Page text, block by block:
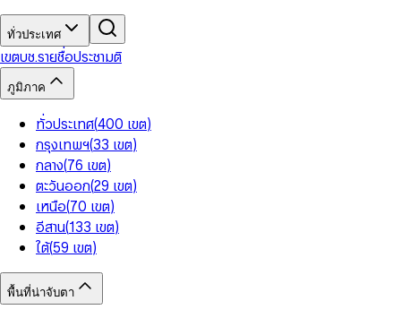
ทั่วประเทศ
เขตบช.รายชื่อประชามติ
ภูมิภาค
ทั่วประเทศ(400 เขต)
กรุงเทพฯ(33 เขต)
กลาง(76 เขต)
ตะวันออก(29 เขต)
เหนือ(70 เขต)
อีสาน(133 เขต)
ใต้(59 เขต)
พื้นที่น่าจับตา